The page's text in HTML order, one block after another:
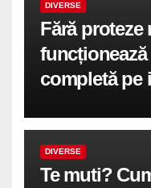
DIVERSE
Fără
completă pe
DIVERSE
Te muti?